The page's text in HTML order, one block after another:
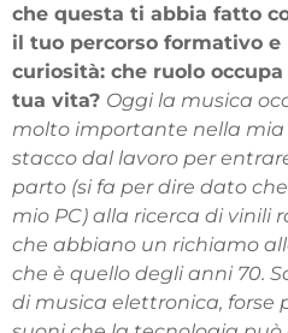
che questa ti abbia fatto
il tuo percorso formativo
curiosità: che ruolo
tua vita? Oggi la musica
molto importante nella mia
stacco dal lavoro per
parto (si fa per dire dato
mio PC) alla ricerca di vinili
che abbiano un richiamo
che è quello degli anni 70.
di musica elettronica,